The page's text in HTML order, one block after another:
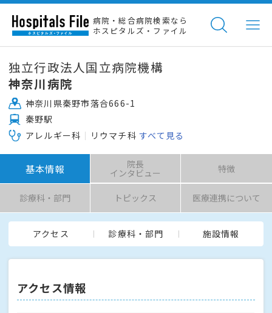
病院・総合病院検索なら
ホスピタルズ・ファイル
独立行政法人国立病院機構
神奈川病院
神奈川県秦野市落合666-1
秦野駅
アレルギー科
リウマチ科 すべて見る
基本情報 院長
インタビュー 特徴
診療科・部門 トピックス 医療連携について
アクセス 診療科・部門 施設情報
アクセス情報